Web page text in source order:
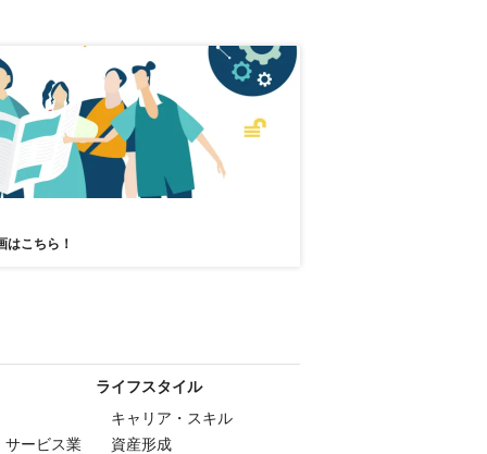
はこちら！
サービス業
ライフスタイル
キャリア・スキル
資産形成